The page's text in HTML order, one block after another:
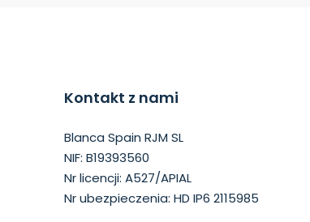
Kontakt z nami
Blanca Spain RJM SL
NIF: B19393560
Nr licencji: A527/APIAL
Nr ubezpieczenia: HD IP6 2115985